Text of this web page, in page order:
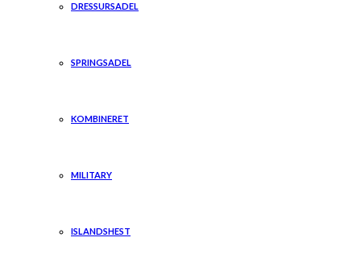
DRESSURSADEL
SPRINGSADEL
KOMBINERET
MILITARY
ISLANDSHEST